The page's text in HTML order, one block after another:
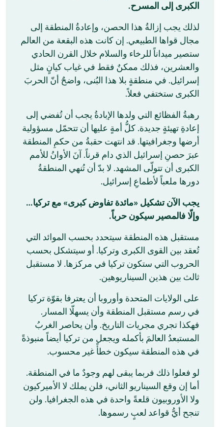
الكبرى إلى المسرح.
لذلك يجب إزالةُ هذا الحصن، وإعادةُ المنطقة إلى
مجال قواها الطبيعي. إن كانت هذه البقعة من العالم
ستصير ميداناً للرخاء والسلام خلال القرن الحادي
والعشرين، فذلك ممكنٌ فقط في غياب كيانٍ مثل
إسرائيل. في منطقةٍ بلا هذا البُنى، واضحٌ أنّ الحربَ
الكبرى ستختفي فعلاً.
رهبةُ الفظائع التي ولدها الإبادةُ يجب أن تُفضي إلى
إعادةِ تهيئةٍ جديدة. كلُّ أمةٍ عليها أن تتحمّل مسؤولية
أرضها وجغرافيتها. قد انتهت حقبةُ من حكمِ المنطقة
عبرَ حصنِ إسرائيل الذي دام قرناً. آنَ الأوانُ للأمم
الكبرى أن تتولّى المشهد. لا بدّ أن تُنهي المنطقةُ
دورها ملعباً لأطماعِ إسرائيل.
يجب الآن تشكيل «مائدة تفاوض كبرى» مع تركيا…
وإلّا فالمصير سيكون حرباً.
مستقبل هذه المنطقة سيتحدد بحسب الموائد التي
تُعقد بين القوى الكبرى وتركيا. أو سيتشكل بحسب
الحروب التي ستكون تركيا في مركزها. لا مستقبل
ثالث بين هذين السيناريوهين.
على الولايات المتحدة وأوروبا أن يعترفا بقوّة تركيا
في رسم مستقبل المنطقة وأن يسهلّا المسار.
فهكذا تجري مجريات التاريخ. وأن يحاصر الغربُ
المستبعدُ العالمَ بأكمله ويجعل من تركيا أيضاً منبوذةً
في هذه المنطقة سيكون خطأً غير محسوب.
لو فعلوا ذلك فربما يبقى لهم وجودٌ ما في المنطقة.
أما إن وقع السيناريو الثاني، فلن يملك لا الأميركيون
ولا الأوروبيون قلعةً واحدة في هذه الجغرافيا. ولن
تنجح أيُّ قواعد لعبٍ رسموها.